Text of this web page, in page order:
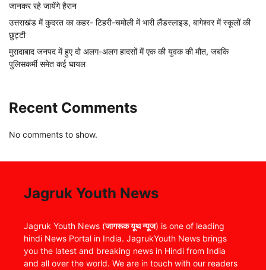
जानकर रहे जायेंगे हैरान
उत्तराखंड में कुदरत का कहर- टिहरी-चमोली में भारी लैंडस्लाइड, बागेश्वर में स्कूलों की
छुट्टी
मुरादाबाद जनपद में हुए दो अलग-अलग हादसों में एक की युवक की मौत, जबकि
पुलिसकर्मी समेत कई घायल
Recent Comments
No comments to show.
Jagruk Youth News
Jagruk Youth News (जागरूक यूथ न्यूज) is one of leading
hindi News Portal in India. JagrukYouth News brings
you the latest and breaking news in Hindi from India
and all over the world. We are in touch with our readers